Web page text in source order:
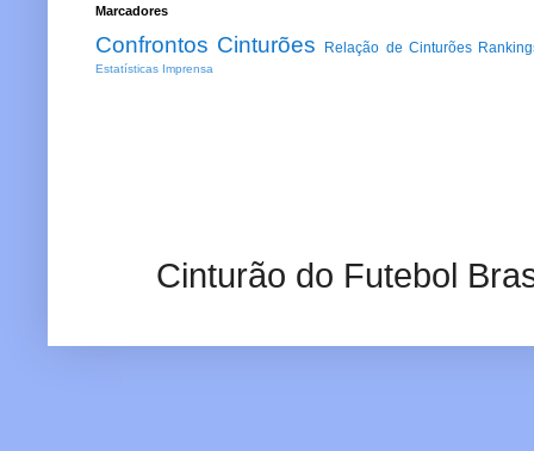
Marcadores
Confrontos Cinturões Relação de Cinturões
Estatísticas Imprensa
Cinturão do Futebol